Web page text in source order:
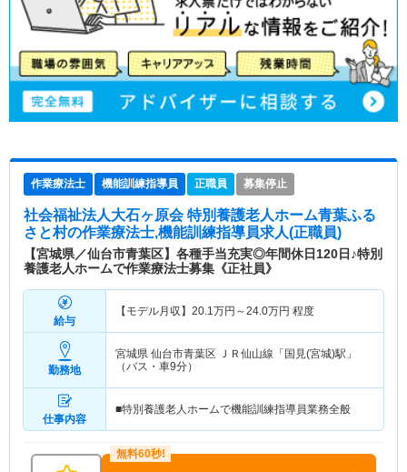
作業療法士 機能訓練指導員 正職員 募集停止
社会福祉法人大石ヶ原会 特別養護老人ホーム青葉ふる
さと村の作業療法士,機能訓練指導員求人(正職員)
【宮城県／仙台市青葉区】各種手当充実◎年間休日120日♪特別
養護老人ホームで作業療法士募集《正社員》
給与
【モデル月収】 20.1万円～24.0万円 程度
勤務地
宮城県 仙台市青葉区 ＪＲ仙山線「国見(宮城)駅」
（バス・車9分）
仕事内容
■特別養護老人ホームで機能訓練指導員業務全般